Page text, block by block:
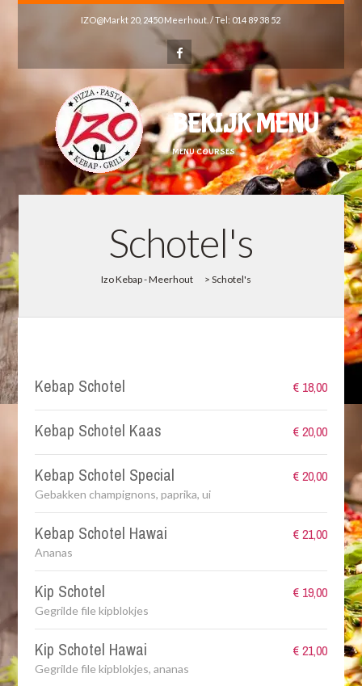
IZO@Markt 20, 2450 Meerhout. / Tel: 014 89 38 52
BEKIJK MENU
MENU COURSES
Schotel's
Izo Kebap - Meerhout > Schotel's
Kebap Schotel € 18,00
Kebap Schotel Kaas € 20,00
Kebap Schotel Special € 20,00
Gebakken champignons, paprika, ui
Kebap Schotel Hawai € 21,00
Ananas
Kip Schotel € 19,00
Gegrilde file kipblokjes
Kip Schotel Hawai € 21,00
Gegrilde file kipblokjes, ananas